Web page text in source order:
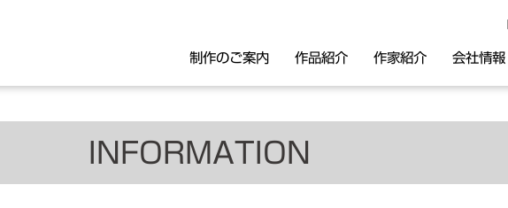
制作のご案内 作品紹介 作家紹介 会社情報
INFORMATION